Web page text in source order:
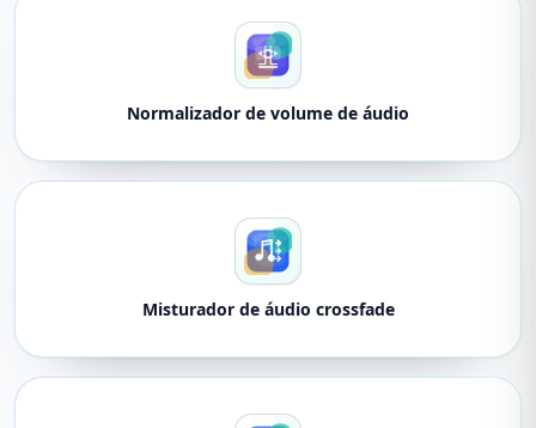
Normalizador de volume de áudio
Misturador de áudio crossfade